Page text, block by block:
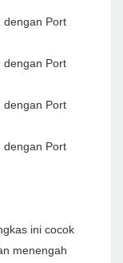
ini cocok
menengah